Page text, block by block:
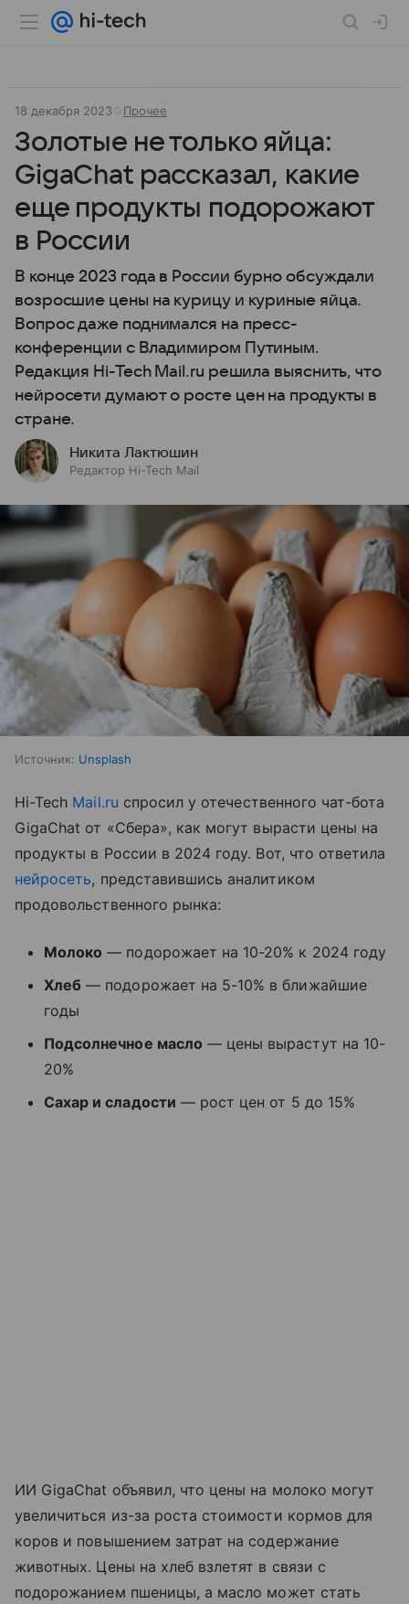
18 декабря 2023 Прочее
Золотые не только яйца:
GigaChat рассказал, какие
еще продукты подорожают
в России
В конце 2023 года в России бурно обсуждали
возросшие цены на курицу и куриные яйца.
Вопрос даже поднимался на пресс-
конференции с Владимиром Путиным.
Редакция Hi-Tech Mail.ru решила выяснить, что
нейросети думают о росте цен на продукты в
стране.
Никита Лактюшин
Редактор Hi-Tech Mail
Источник: Unsplash
Hi-Tech Mail.ru спросил у отечественного чат-бота
GigaChat от «Сбера», как могут вырасти цены на
продукты в России в 2024 году. Вот, что ответила
нейросеть, представившись аналитиком
продовольственного рынка:
Молоко — подорожает на 10-20% к 2024 году
Хлеб — подорожает на 5-10% в ближайшие
годы
Подсолнечное масло — цены вырастут на 10-
20%
Сахар и сладости — рост цен от 5 до 15%
ИИ GigaChat объявил, что цены на молоко могут
увеличиться из-за роста стоимости кормов для
коров и повышением затрат на содержание
животных. Цены на хлеб взлетят в связи с
подорожанием пшеницы, а масло может стать